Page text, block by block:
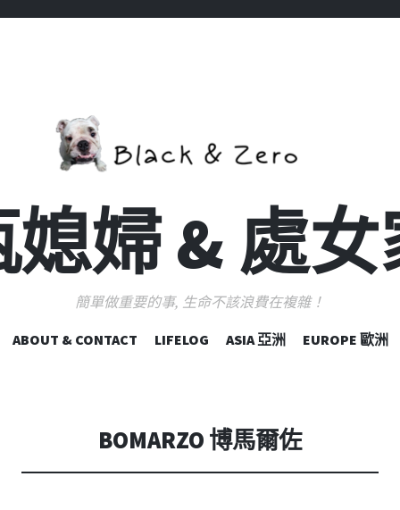
婦 & 處
簡單做重要的事, 生命不該浪費在複雜！
跳
容
ABOUT & CONTACT LIFELOG ASIA 亞洲 EUROPE 歐洲
BOMARZO 博馬爾佐